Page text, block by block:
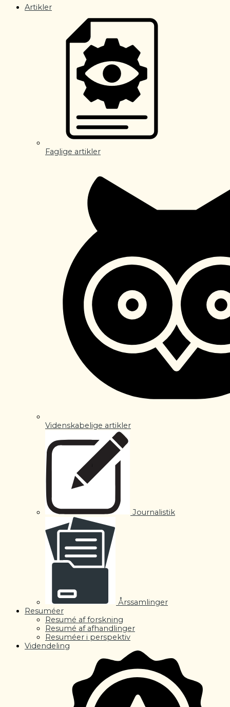
Artikler
Faglige artikler
Videnskabelige artikler
Journalistik
Årssamlinger
Resuméer
Resumé af forskning
Resumé af afhandlinger
Resuméer i perspektiv
Videndeling